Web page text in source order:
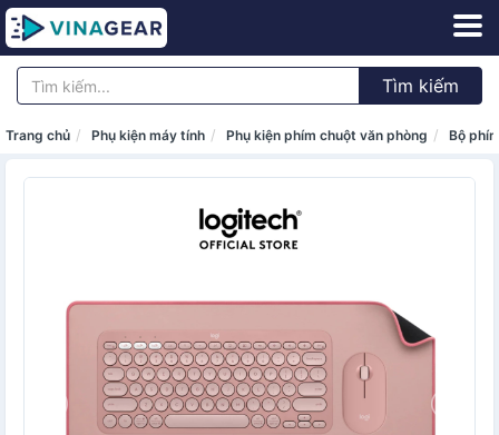
Tìm kiếm
Trang chủ Phụ kiện máy tính Phụ kiện phím chuột văn phòng Bộ